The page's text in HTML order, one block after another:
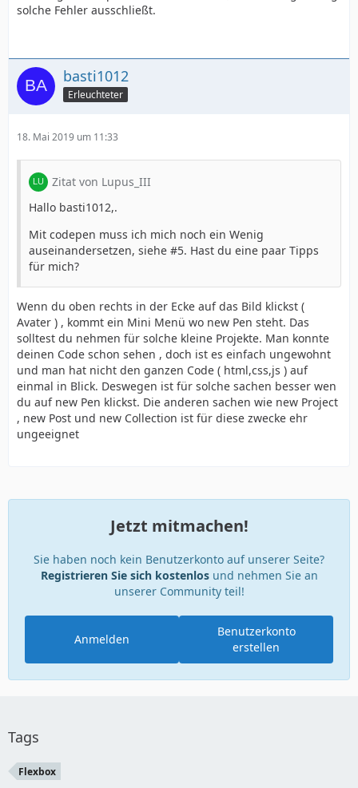
solche Fehler ausschließt.
basti1012
Erleuchteter
18. Mai 2019 um 11:33
Zitat von Lupus_III
Hallo basti1012,.
Mit codepen muss ich mich noch ein Wenig
auseinandersetzen, siehe #5. Hast du eine paar Tipps
für mich?
Wenn du oben rechts in der Ecke auf das Bild klickst (
Avater ) , kommt ein Mini Menü wo new Pen steht. Das
solltest du nehmen für solche kleine Projekte. Man konnte
deinen Code schon sehen , doch ist es einfach ungewohnt
und man hat nicht den ganzen Code ( html,css,js ) auf
einmal in Blick. Deswegen ist für solche sachen besser wen
du auf new Pen klickst. Die anderen sachen wie new Project
, new Post und new Collection ist für diese zwecke ehr
ungeeignet
Jetzt mitmachen!
Sie haben noch kein Benutzerkonto auf unserer Seite?
Registrieren Sie sich kostenlosund nehmen Sie an
unserer Community teil!
Benutzerkonto
erstellen
Anmelden
Tags
Flexbox